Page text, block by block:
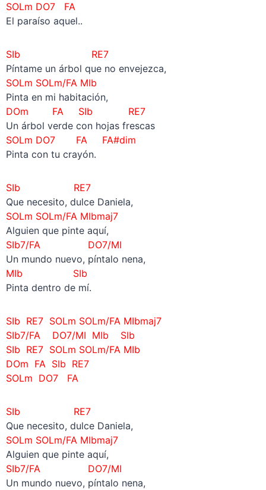
SOLm DO7 FA
El paraíso aquel..
SIb RE7
Píntame un árbol que no envejezca,
SOLm SOLm/FAMIb
Pinta en mi habitación,
DOm FA SIb RE7
Un árbol verde con hojas frescas
SOLm DO7 FA FA#dim
Pinta con tu crayón.
SIb RE7
Que necesito, dulce Daniela,
SOLm SOLm/FAMIbmaj7
Alguien que pinte aquí,
SIb7/FA DO7/MI
Un mundo nuevo, píntalo nena,
MIb SIb
Pinta dentro de mí.
SIb RE7 SOLm SOLm/FA MIbmaj7
SIb7/FA DO7/MI MIb SIb
SIb RE7 SOLm SOLm/FA MIb
DOm FA SIb RE7
SOLm DO7 FA
SIb RE7
Que necesito, dulce Daniela,
SOLm SOLm/FAMIbmaj7
Alguien que pinte aquí,
SIb7/FA DO7/MI
Un mundo nuevo, píntalo nena,